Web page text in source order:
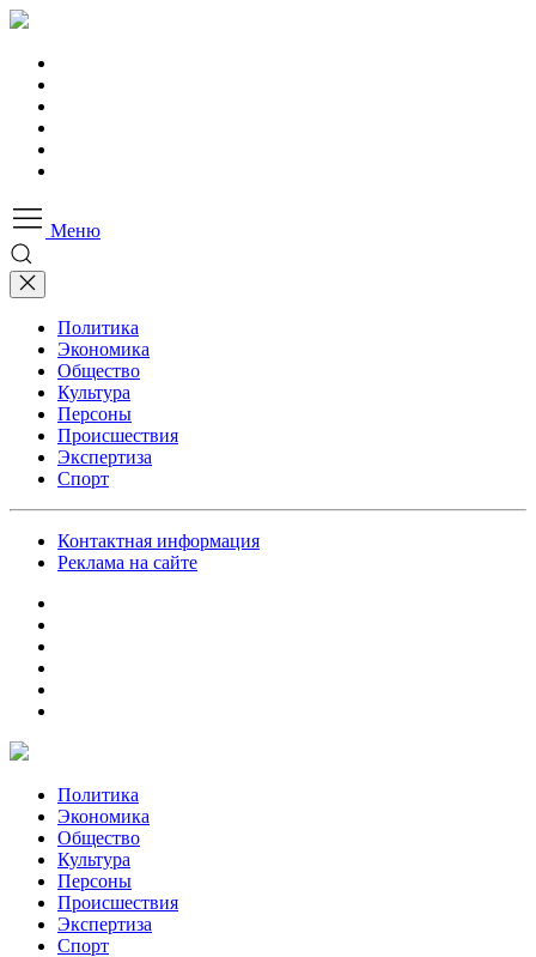
Меню
Политика
Экономика
Общество
Культура
Персоны
Происшествия
Экспертиза
Спорт
Контактная информация
Реклама на сайте
Политика
Экономика
Общество
Культура
Персоны
Происшествия
Экспертиза
Спорт